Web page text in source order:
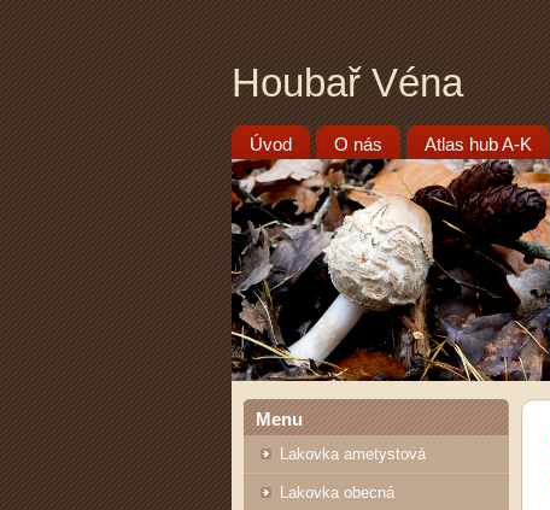
Houbař Véna
Úvod O nás Atlas hub A-K
Menu
Lakovka ametystová
Lakovka obecná